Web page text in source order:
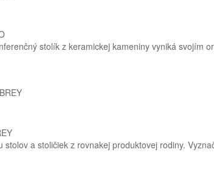
stolík z keramickej kameniny vyniká svojím
a stoličiek z rovnakej produktovej rodiny.